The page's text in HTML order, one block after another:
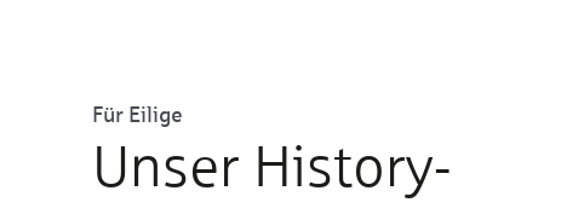
Für Eilige
Unser History-